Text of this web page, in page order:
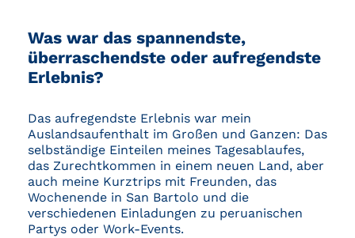
Was war das spannendste,
überraschendste oder aufregendste
Erlebnis?
Das aufregendste Erlebnis war mein
Auslandsaufenthalt im Großen und Ganzen: Das
selbständige Einteilen meines Tagesablaufes,
das Zurechtkommen in einem neuen Land, aber
auch meine Kurztrips mit Freunden, das
Wochenende in San Bartolo und die
verschiedenen Einladungen zu peruanischen
Partys oder Work-Events.